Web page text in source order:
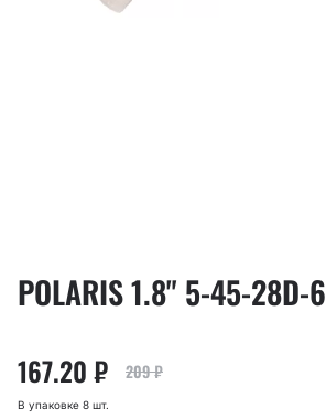
POLARIS 1.8" 5-45-28D-6
167.20₽ 209₽
В упаковке 8 шт.